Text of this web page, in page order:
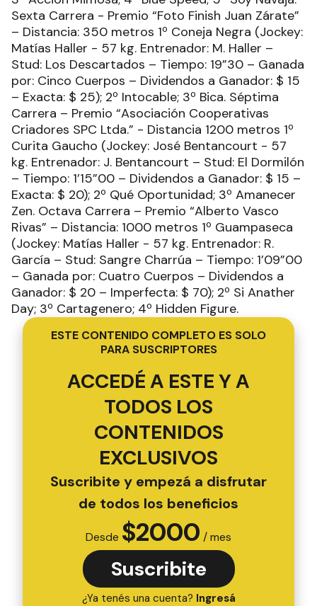
Sexta Carrera - Premio “Foto Finish Juan Zárate”
– Distancia: 350 metros 1º Coneja Negra (Jockey:
Matías Haller - 57 kg. Entrenador: M. Haller –
Stud: Los Descartados – Tiempo: 19”30 – Ganada
por: Cinco Cuerpos – Dividendos a Ganador: $ 15
– Exacta: $ 25); 2º Intocable; 3º Bica. Séptima
Carrera – Premio “Asociación Cooperativas
Criadores SPC Ltda.” - Distancia 1200 metros 1º
Curita Gaucho (Jockey: José Bentancourt - 57
kg. Entrenador: J. Bentancourt – Stud: El Dormilón
– Tiempo: 1’15”00 – Dividendos a Ganador: $ 15 –
Exacta: $ 20); 2º Qué Oportunidad; 3º Amanecer
Zen. Octava Carrera – Premio “Alberto Vasco
Rivas” – Distancia: 1000 metros 1º Guampaseca
(Jockey: Matías Haller - 57 kg. Entrenador: R.
García – Stud: Sangre Charrúa – Tiempo: 1’09”00
– Ganada por: Cuatro Cuerpos – Dividendos a
Ganador: $ 20 – Imperfecta: $ 70); 2º Si Anather
Day; 3º Cartagenero; 4º Hidden Figure.
ESTE CONTENIDO COMPLETO ES SOLO
PARA SUSCRIPTORES
ACCEDÉ A ESTE Y A
TODOS LOS
CONTENIDOS
EXCLUSIVOS
Suscribite y empezá a disfrutar
de todos los beneficios
Desde $2000 / mes
Suscribite
¿Ya tenés una cuenta? Ingresá